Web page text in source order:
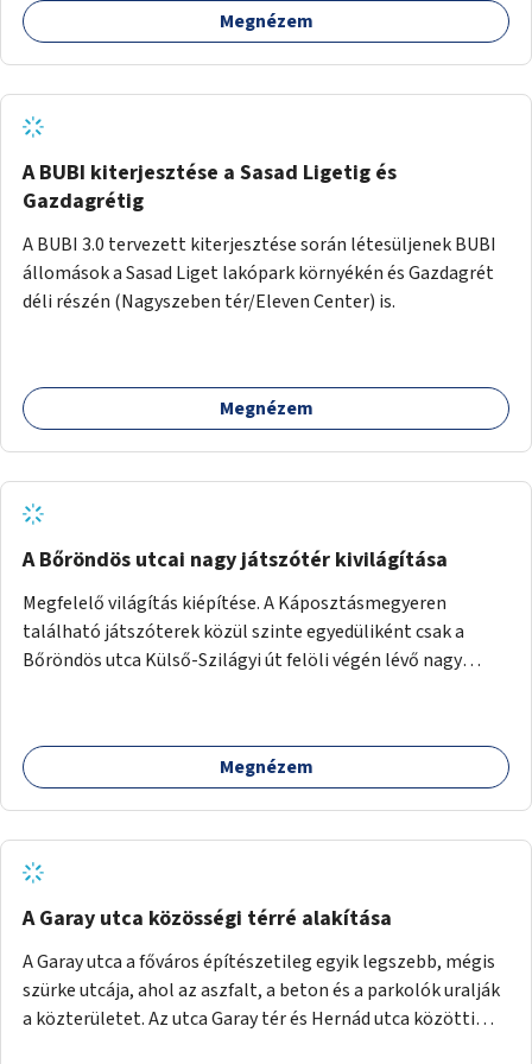
barátságosabbá és zöldebbé lehetne tenni a megállókat.
Megnézem
A BUBI kiterjesztése a Sasad Ligetig és
Gazdagrétig
A BUBI 3.0 tervezett kiterjesztése során létesüljenek BUBI
állomások a Sasad Liget lakópark környékén és Gazdagrét
déli részén (Nagyszeben tér/Eleven Center) is.
Megnézem
A Bőröndös utcai nagy játszótér kivilágítása
Megfelelő világítás kiépítése. A Káposztásmegyeren
található játszóterek közül szinte egyedüliként csak a
Bőröndös utca Külső-Szilágyi út felöli végén lévő nagy
Megnézem
A Garay utca közösségi térré alakítása
A Garay utca a főváros építészetileg egyik legszebb, mégis
szürke utcája, ahol az aszfalt, a beton és a parkolók uralják
a közterületet. Az utca Garay tér és Hernád utca közötti